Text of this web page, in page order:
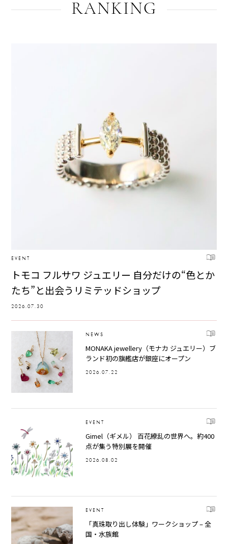
RANKING
EVENT
トモコ フルサワ ジュエリー 自分だけの“色とか
たち”と出会うリミテッドショップ
2026.07.30
NEWS
MONAKA jewellery（モナカ ジュエリー）ブ
ランド初の旗艦店が銀座にオープン
2026.07.22
EVENT
Gimel（ギメル） 百花繚乱の世界へ。約400
点が集う特別展を開催
2026.08.02
EVENT
「真珠取り出し体験」ワークショップ – 全
国・水族館